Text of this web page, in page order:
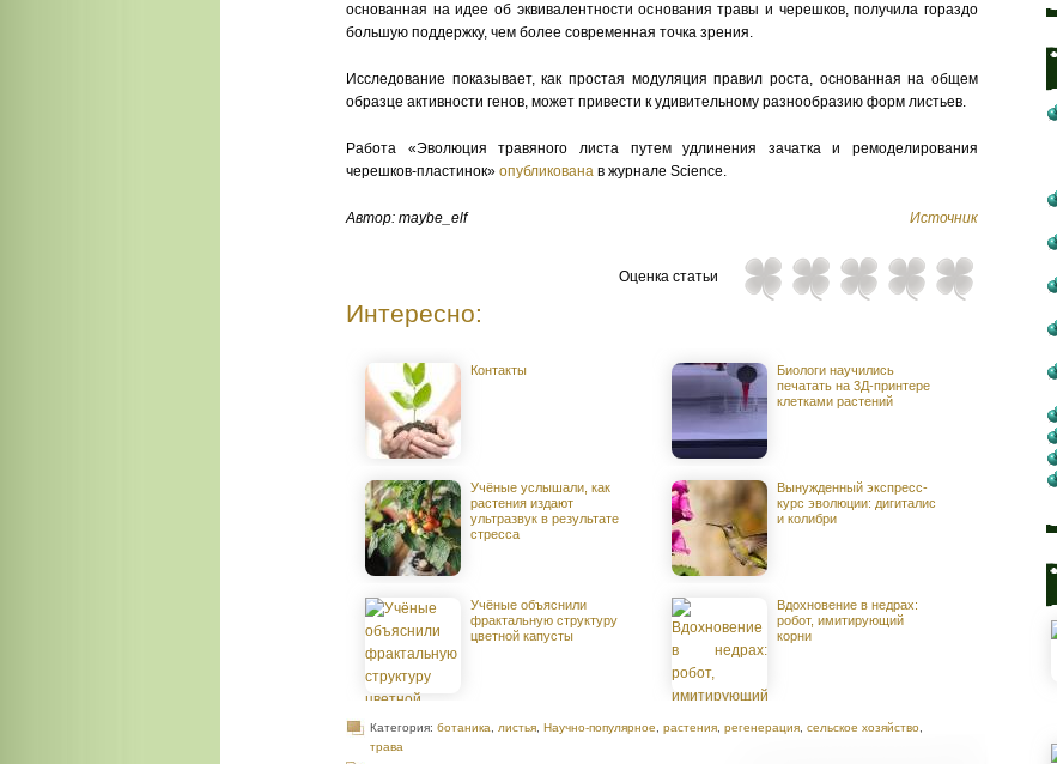
основанная на идее об эквивалентности основания травы и черешков, получила гораздо
большую поддержку, чем более современная точка зрения.
Исследование показывает, как простая модуляция правил роста, основанная на общем
образце активности генов, может привести к удивительному разнообразию форм листьев.
Работа «Эволюция травяного листа путем удлинения зачатка и ремоделирования
черешков-пластинок» опубликована в журнале Science.
Автор: maybe_elf Источник
Оценка статьи
Интересно:
Контакты
Биологи научились
печатать на 3Д-принтере
клетками растений
Учёные услышали, как
растения издают
ультразвук в результате
стресса
Вынужденный экспресс-
курс эволюции: дигиталис
и колибри
Учёные объяснили
фрактальную структуру
цветной капусты
Вдохновение в недрах:
робот, имитирующий
корни
Категория: ботаника листья Научно-популярное растения регенерация сельское хозяйство
трава